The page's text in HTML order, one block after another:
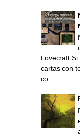
Lovecraft
cartas con
co...